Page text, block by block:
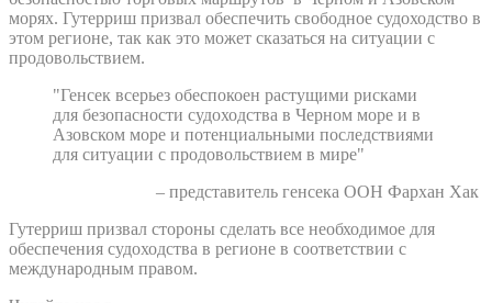
морях. Гутерриш призвал обеспечить свободное судоходство в
этом регионе, так как это может сказаться на ситуации с
продовольствием.
"Генсек всерьез обеспокоен растущими рисками
для безопасности судоходства в Черном море и в
Азовском море и потенциальными последствиями
для ситуации с продовольствием в мире"
– представитель генсека ООН Фархан Хак
Гутерриш призвал стороны сделать все необходимое для
обеспечения судоходства в регионе в соответствии с
международным правом.